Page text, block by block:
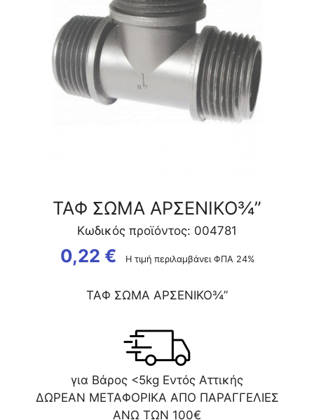
ΤΑΦ ΣΩΜΑ ΑΡΣΕΝΙΚΟ¾”
Κωδικός προϊόντος: 004781
0,22 € Η τιμή περιλαμβάνει ΦΠΑ 24%
ΤΑΦ ΣΩΜΑ ΑΡΣΕΝΙΚΟ¾”
για Βάρος <5kg Εντός Αττικής
ΔΩΡΕΑΝ ΜΕΤΑΦΟΡΙΚΑ ΑΠΟ ΠΑΡΑΓΓΕΛΙΕΣ
ΑΝΩ ΤΩΝ 100€